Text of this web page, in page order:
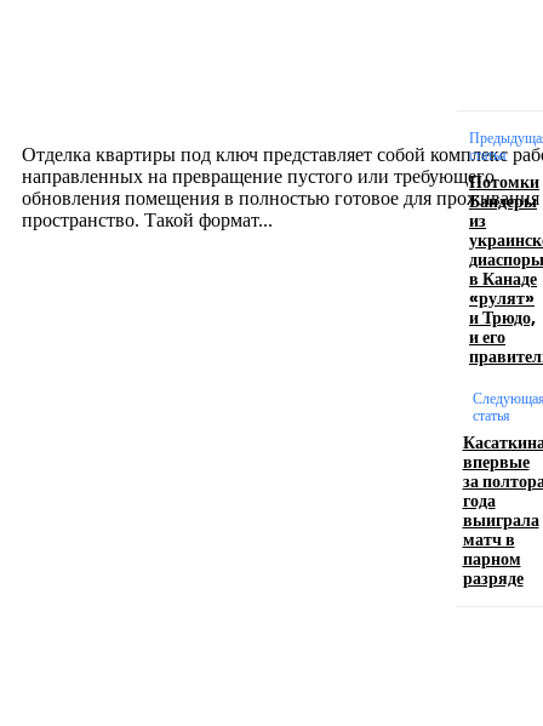
Отделка квартиры под ключ представляет собой комплекс
направленных на превращение пустого или требующего
обновления помещения в полностью готовое для проживания
пространство. Такой формат...
логотипом: эффективный инструмент бренда
Девушка в бокале: легендарный номер бурлеска
статья
Потомки
Бандеры
из
диаспоры
в Канаде
«рулят»
и Трюдо,
и его
статья
впервые
за
года
выиграла
матч в
парном
разряде